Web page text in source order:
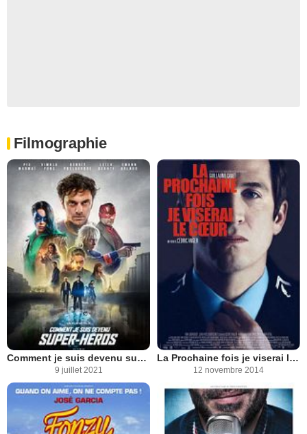
Filmographie
Comment je suis devenu super-héros
9 juillet 2021
La Prochaine fois je viserai le coeur
12 novembre 2014